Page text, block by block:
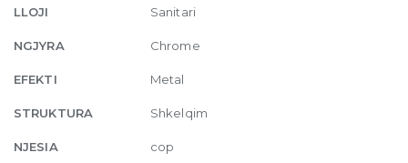
shower
3
exits
Chrome
quantity
LLOJI Sanitari
NGJYRA Chrome
EFEKTI Metal
STRUKTURA Shkelqim
NJESIA cop